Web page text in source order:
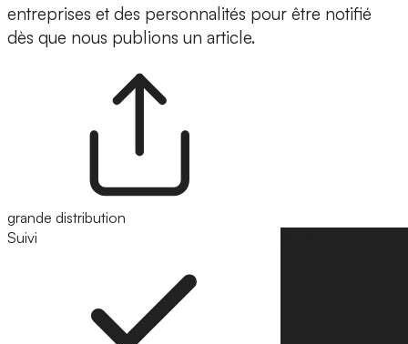
entreprises et des personnalités pour être notifié
dès que nous publions un article.
grande distribution
Suivi